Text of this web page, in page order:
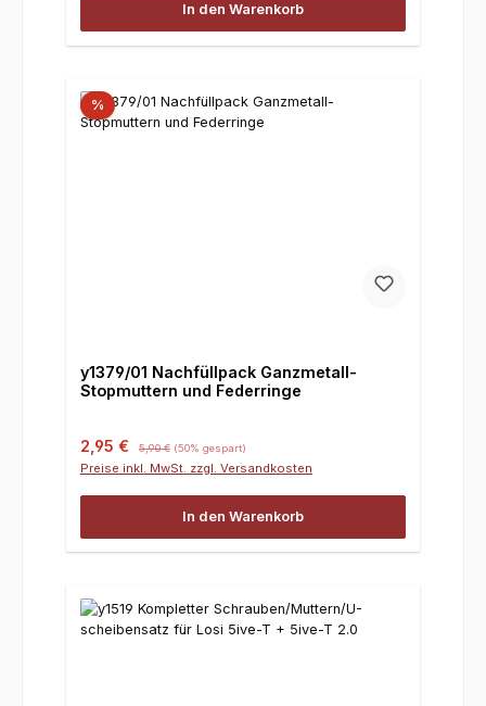
In den Warenkorb
%
y1379/01 Nachfüllpack Ganzmetall-
Stopmuttern und Federringe
Verkaufspreis:
2,95 € 5,90 € (50% gespart)
Preise inkl. MwSt. zzgl. Versandkosten
In den Warenkorb